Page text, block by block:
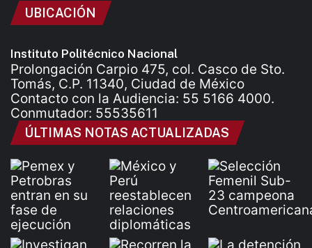
UBICACIÓN
Instituto Politécnico Nacional
Prolongación Carpio 475, col. Casco de Sto.
Tomás, C.P. 11340, Ciudad de México
Contacto con la Audiencia: 55 5166 4000.
Conmutador: 55535611
ÚLTIMAS NOTAS ACTUALIZADAS